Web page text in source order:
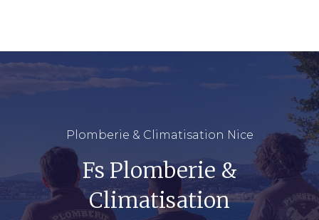
Plomberie & Climatisation Nice
Fs Plomberie &
Climatisation